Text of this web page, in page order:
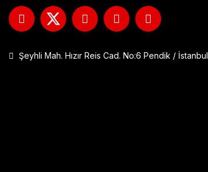
Şeyhli Mah. Hızır Reis Cad. No:6 Pendik / İstanbul